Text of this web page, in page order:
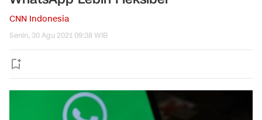
CNN Indonesia
Senin, 30 Agu 2021 09:38 WIB